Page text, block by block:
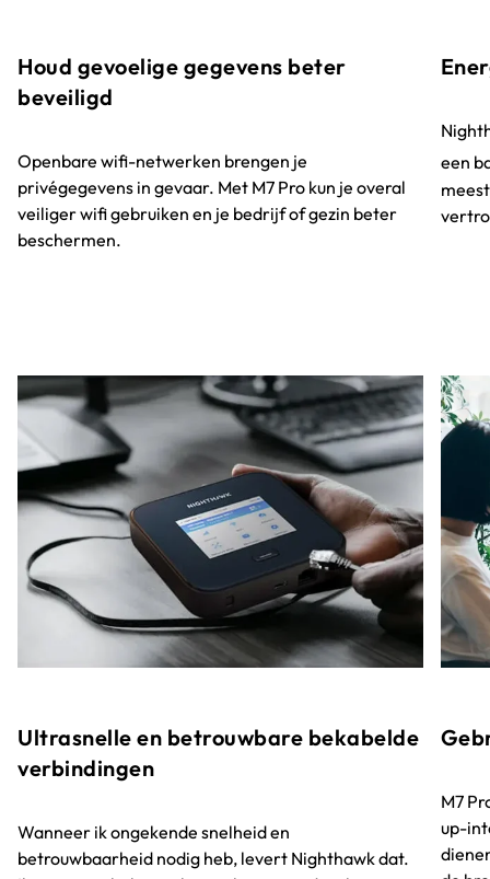
Houd gevoelige gegevens beter
beveiligd
Openbare wifi-netwerken brengen je
privégegevens in gevaar. Met M7 Pro kun je overal
veiliger wifi gebruiken en je bedrijf of gezin beter
beschermen.
een
Ultrasnelle en betrouwbare bekabelde
verbindingen
Wanneer ik ongekende snelheid en
betrouwbaarheid nodig heb, levert Nighthawk dat.
M7
up-